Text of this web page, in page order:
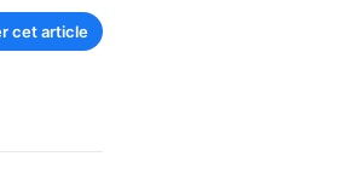
cet article